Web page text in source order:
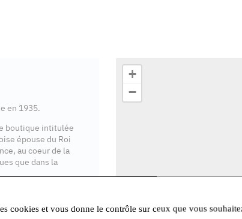
en 1935.
boutique intitulée
épouse du Roi
au coeur de la
que dans la
+
−
cookies et vous donne le contrôle sur ceux que vous